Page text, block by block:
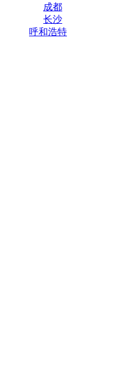
成都
长沙
呼和浩特